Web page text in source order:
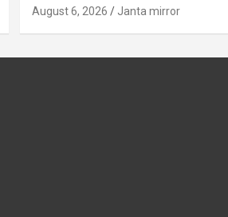
August 6, 2026 Janta mirror